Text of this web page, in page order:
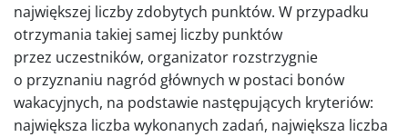
największej liczby zdobytych punktów. W przypadku
otrzymania takiej samej liczby punktów
przez uczestników, organizator rozstrzygnie
o przyznaniu nagród głównych w postaci bonów
wakacyjnych, na podstawie następujących kryteriów:
największa liczba wykonanych zadań, największa liczba